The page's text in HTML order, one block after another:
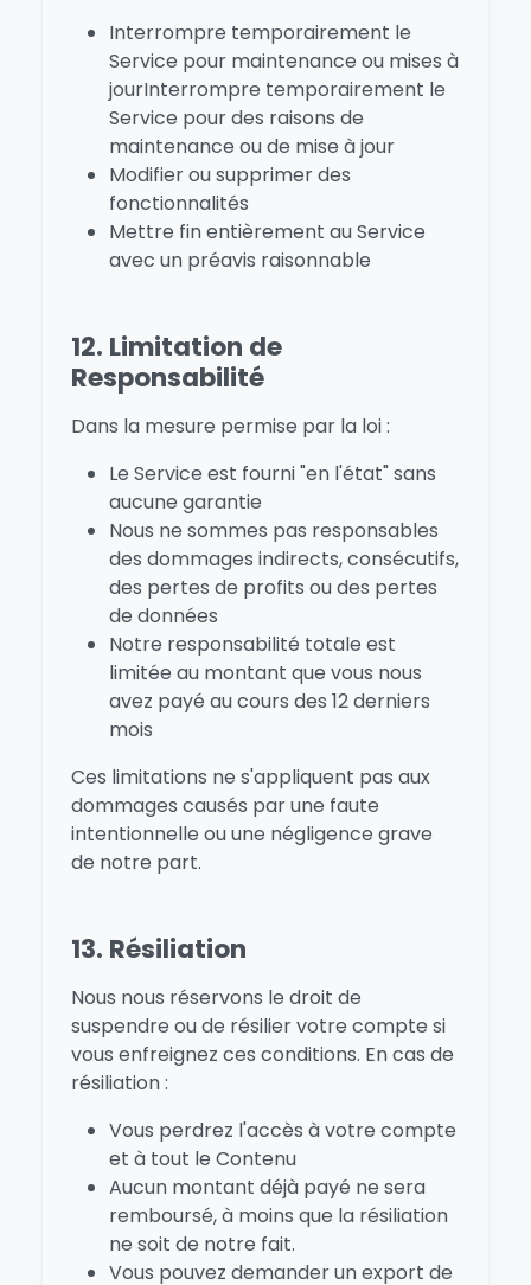
Interrompre temporairement le
Service pour maintenance ou mises à
jourInterrompre temporairement le
Service pour des raisons de
maintenance ou de mise à jour
Modifier ou supprimer des
fonctionnalités
Mettre fin entièrement au Service
avec un préavis raisonnable
12. Limitation de
Responsabilité
Dans la mesure permise par la loi :
Le Service est fourni "en l'état" sans
aucune garantie
Nous ne sommes pas responsables
des dommages indirects, consécutifs,
des pertes de profits ou des pertes
de données
Notre responsabilité totale est
limitée au montant que vous nous
avez payé au cours des 12 derniers
mois
Ces limitations ne s'appliquent pas aux
dommages causés par une faute
intentionnelle ou une négligence grave
de notre part.
13. Résiliation
Nous nous réservons le droit de
suspendre ou de résilier votre compte si
vous enfreignez ces conditions. En cas de
résiliation :
Vous perdrez l'accès à votre compte
et à tout le Contenu
Aucun montant déjà payé ne sera
remboursé, à moins que la résiliation
ne soit de notre fait.
Vous pouvez demander un export de